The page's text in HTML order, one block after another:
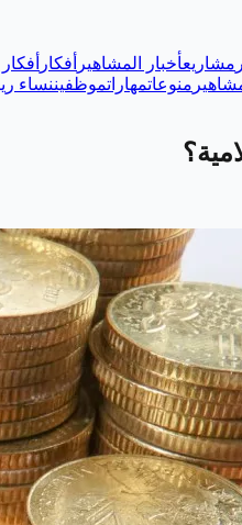
مشاريعأخبار المشاهير أفكار
منوعاتمهاراتموظفيننساء